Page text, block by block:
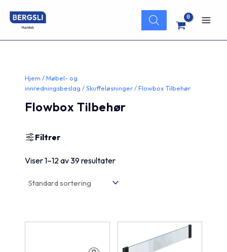
rett
innholdet
Products
search
Hjem /Møbel- og
innredningsbeslag /Skuffeløsninger/ Flowbox Tilbehør
Flowbox Tilbehør
Filtrer
Viser 1–12 av 39 resultater